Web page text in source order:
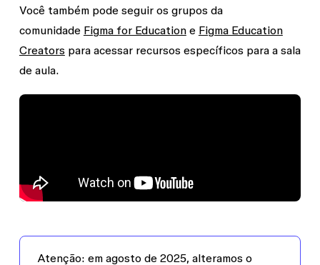
Você também pode seguir os grupos da
comunidade Figma for Educatione Figma Education
Creatorspara acessar recursos específicos para a sala
de aula.
Atenção: em agosto de 2025, alteramos o